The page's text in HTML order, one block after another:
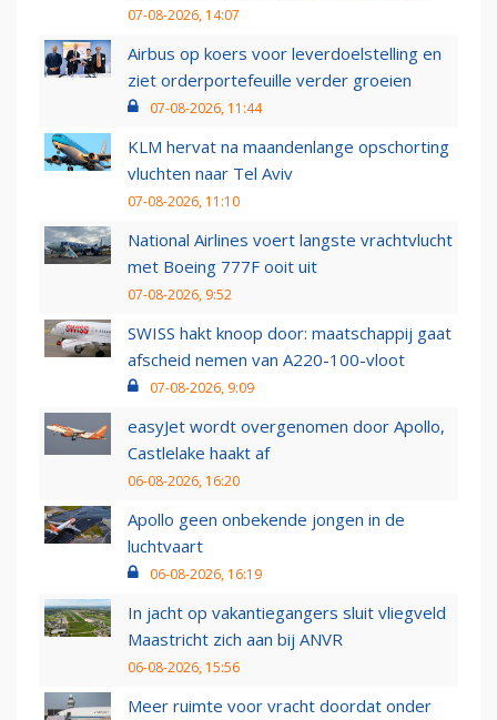
07-08-2026, 14:07
Airbus op koers voor leverdoelstelling en
ziet orderportefeuille verder groeien
07-08-2026, 11:44
KLM hervat na maandenlange opschorting
vluchten naar Tel Aviv
07-08-2026, 11:10
National Airlines voert langste vrachtvlucht
met Boeing 777F ooit uit
07-08-2026, 9:52
SWISS hakt knoop door: maatschappij gaat
afscheid nemen van A220-100-vloot
07-08-2026, 9:09
easyJet wordt overgenomen door Apollo,
Castlelake haakt af
06-08-2026, 16:20
Apollo geen onbekende jongen in de
luchtvaart
06-08-2026, 16:19
In jacht op vakantiegangers sluit vliegveld
Maastricht zich aan bij ANVR
06-08-2026, 15:56
Meer ruimte voor vracht doordat onder